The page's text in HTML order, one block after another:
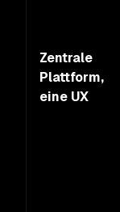
Zentrale
Plattform,
eine UX